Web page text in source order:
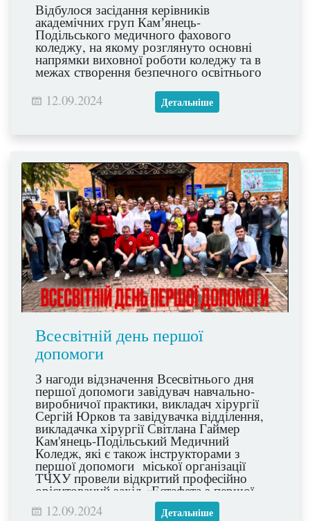
Відбулося засідання керівників
академічних груп Камʼянець-
Подільського медичного фахового
коледжу, на якому розглянуто основні
напрямки виховної роботи коледжу та в
межах створення безпечного освітнього
середовища організована зустріч з
психологом Міського Центру соціальних
служб для сімʼї, дітей та молоді Віталієм
шляхи виявлення та профілактики.
12.09.2024 Детальніше
Всесвітній день першої
допомоги
З нагоди відзначення Всесвітнього дня
першої допомоги завідувач навчально-
виробничої практики, викладач хірургії
Сергій Юрков та завідувачка відділення,
викладачка хірургії Світлана Гаймер
Кам'янець-Подільський Медичний
Коледж, які є також інструкторами з
першої допомоги міської організації
ТЧХУ провели відкритий професійно
орієнтований захід «Естафета з першої
допомоги».
12.09.2024 Детальніше